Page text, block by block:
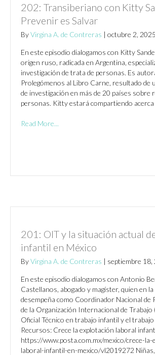
202: Transiberiano con Kitty
Prevenir es Salvar
ByVirgina A. de Contreras | octubre 2, 2025
En este episodio dialogamos con Kitty
origen ruso, radicada en Argentina,
investigación de trata de personas. Es
Prolegómenos al Libro Carne, resultado de
de investigación en más de 20 países sobre
personas. Kitty estará compartiendo
Read More...
201: OIT y la situación actual
infantil en México
ByVirgina A. de Contreras | septiembre 18,
En este episodio dialogamos con Antonio
Castellanos, abogado y magíster, quien en
desempeña como Coordinador Nacional de
de la Organización Internacional de Trabajo
Oficial Técnico en trabajo infantil y el
Recursos: Crece la explotación laboral
https://www.posta.com.mx/mexico/crece-la-
laboral-infantil-en-mexico/vl2019272